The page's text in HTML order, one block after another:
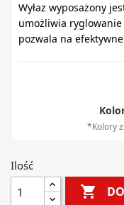
Wyłaz wyposażony
umożliwia ryglowanie
pozwala na
*Kolory
Ilość
